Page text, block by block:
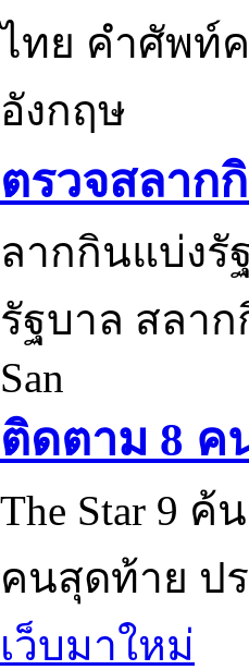
ไทย คำศัพท์
อังกฤษ
ตรวจสลาก
ลากกินแบ่งรั
รัฐบาล สลา
San
ติดตาม 8 ค
The Star 9
คนสุดท้าย ป
เว็บมาใหม่